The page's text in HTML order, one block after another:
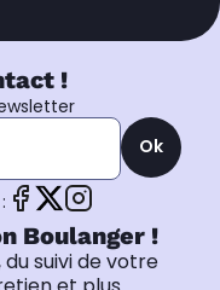
!
Ok
Boulanger !
suivi de votre